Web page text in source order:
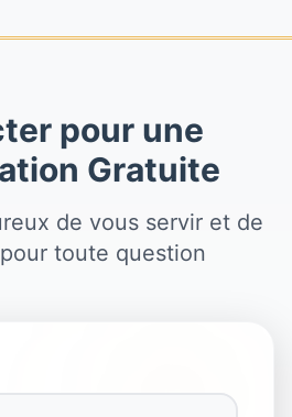
pour une
Gratuite
de vous servir et de
toute question